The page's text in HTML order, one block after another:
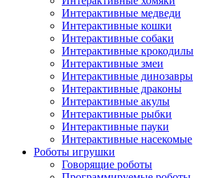
Интерактивные медведи
Интерактивные кошки
Интерактивные собаки
Интерактивные крокодилы
Интерактивные змеи
Интерактивные динозавры
Интерактивные драконы
Интерактивные акулы
Интерактивные рыбки
Интерактивные пауки
Интерактивные насекомые
Роботы игрушки
Говорящие роботы